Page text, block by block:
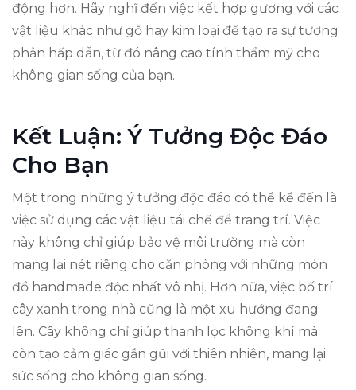
động hơn. Hãy nghĩ đến việc kết hợp gương với các
vật liệu khác như gỗ hay kim loại để tạo ra sự tương
phản hấp dẫn, từ đó nâng cao tính thẩm mỹ cho
không gian sống của bạn.
Kết Luận: Ý Tưởng Độc Đáo
Cho Bạn
Một trong những ý tưởng độc đáo có thể kể đến là
việc sử dụng các vật liệu tái chế để trang trí. Việc
này không chỉ giúp bảo vệ môi trường mà còn
mang lại nét riêng cho căn phòng với những món
đồ handmade độc nhất vô nhị. Hơn nữa, việc bố trí
cây xanh trong nhà cũng là một xu hướng đang
lên. Cây không chỉ giúp thanh lọc không khí mà
còn tạo cảm giác gần gũi với thiên nhiên, mang lại
sức sống cho không gian sống.